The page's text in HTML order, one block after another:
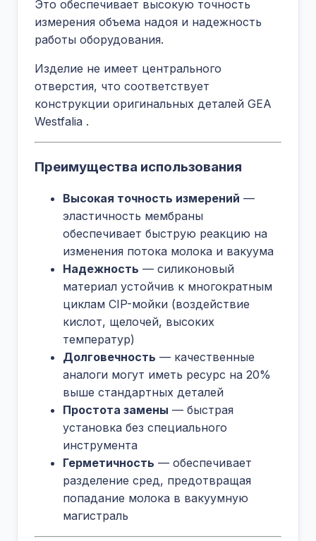
Это обеспечивает высокую точность
измерения объема надоя и надежность
работы оборудования.
Изделие не имеет центрального
отверстия, что соответствует
конструкции оригинальных деталей GEA
Westfalia .
Преимущества использования
Высокая точность измерений —
эластичность мембраны
обеспечивает быструю реакцию на
изменения потока молока и вакуума
Надежность — силиконовый
материал устойчив к многократным
циклам CIP-мойки (воздействие
кислот, щелочей, высоких
температур)
Долговечность — качественные
аналоги могут иметь ресурс на 20%
выше стандартных деталей
Простота замены — быстрая
установка без специального
инструмента
Герметичность — обеспечивает
разделение сред, предотвращая
попадание молока в вакуумную
магистраль